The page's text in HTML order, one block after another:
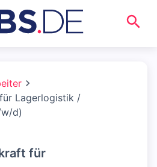
Lagerlogistik /
d)
für